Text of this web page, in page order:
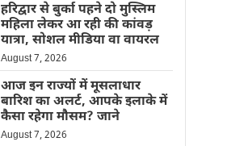
हरिद्वार से बुर्का पहने दो मुस्लिम
महिला लेकर आ रही की कांवड़
यात्रा, सोशल मीडिया वा वायरल
August 7, 2026
आज इन राज्यों में मूसलाधार
बारिश का अलर्ट, आपके इलाके में
कैसा रहेगा मौसम? जाने
August 7, 2026